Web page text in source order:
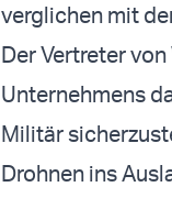
verglichen mit
Der Vertreter
Unternehmens
Militär
Drohnen ins